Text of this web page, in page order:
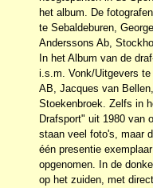
het album. De
te Sebaldeburen,
Anderssons Ab,
In het Album van de
i.s.m. Vonk/Uitgevers
AB, Jacques van
Stoekenbroek. Zelfs in
Drafsport" uit 1980 van
staan veel foto's, maar
één presentie
opgenomen. In de
op het zuiden, met